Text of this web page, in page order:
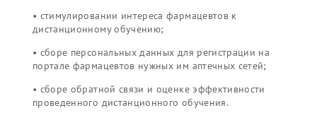
• стимулировании интереса фармацевтов к
дистанционному обучению;
• сборе персональных данных для регистрации на
портале фармацевтов нужных им аптечных сетей;
• сборе обратной связи и оценке эффективности
проведенного дистанционного обучения.